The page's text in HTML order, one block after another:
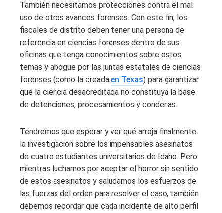
También necesitamos protecciones contra el mal
uso de otros avances forenses. Con este fin, los
fiscales de distrito deben tener una persona de
referencia en ciencias forenses dentro de sus
oficinas que tenga conocimientos sobre estos
temas y abogue por las juntas estatales de ciencias
forenses (como la creada en Texas) para garantizar
que la ciencia desacreditada no constituya la base
de detenciones, procesamientos y condenas.
Tendremos que esperar y ver qué arroja finalmente
la investigación sobre los impensables asesinatos
de cuatro estudiantes universitarios de Idaho. Pero
mientras luchamos por aceptar el horror sin sentido
de estos asesinatos y saludamos los esfuerzos de
las fuerzas del orden para resolver el caso, también
debemos recordar que cada incidente de alto perfil